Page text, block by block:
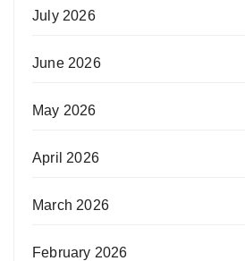
July 2026
June 2026
May 2026
April 2026
March 2026
February 2026